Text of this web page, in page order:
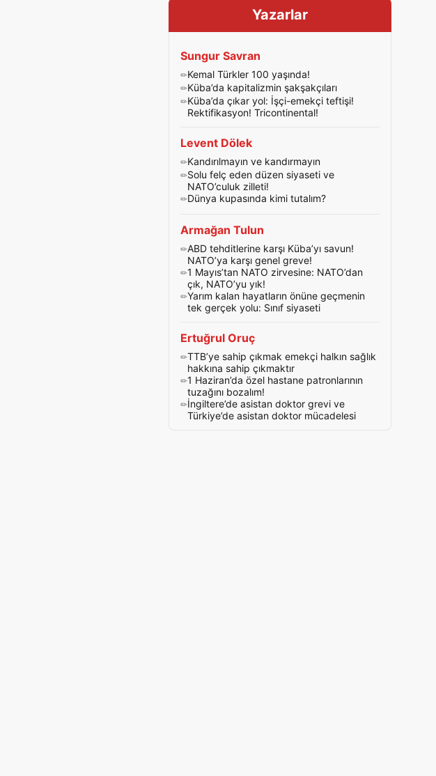
Yazarlar
Sungur Savran
Kemal Türkler 100 yaşında!
Küba’da kapitalizmin şakşakçıları
Küba’da çıkar yol: İşçi-emekçi teftişi!
Rektifikasyon! Tricontinental!
Levent Dölek
Kandırılmayın ve kandırmayın
Solu felç eden düzen siyaseti ve
NATO’culuk zilleti!
Dünya kupasında kimi tutalım?
Armağan Tulun
ABD tehditlerine karşı Küba’yı savun!
NATO’ya karşı genel greve!
1 Mayıs’tan NATO zirvesine: NATO’dan
çık, NATO’yu yık!
Yarım kalan hayatların önüne geçmenin
tek gerçek yolu: Sınıf siyaseti
Ertuğrul Oruç
TTB’ye sahip çıkmak emekçi halkın sağlık
hakkına sahip çıkmaktır
1 Haziran’da özel hastane patronlarının
tuzağını bozalım!
İngiltere’de asistan doktor grevi ve
Türkiye’de asistan doktor mücadelesi